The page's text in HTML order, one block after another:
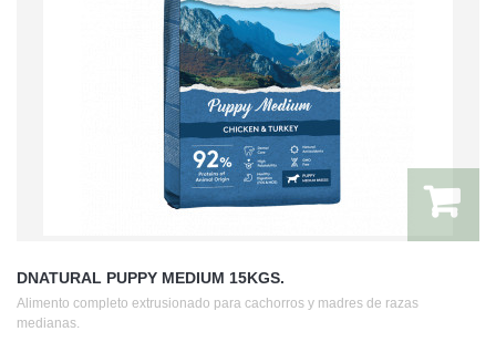
DNATURAL PUPPY MEDIUM 15KGS.
Alimento completo extrusionado para cachorros y madres de razas
medianas.